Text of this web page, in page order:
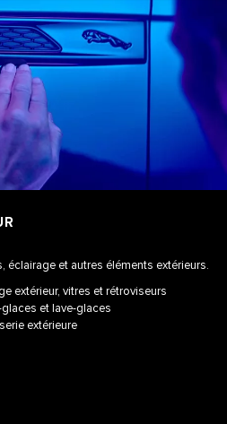
éclairage et autres éléments extérieurs.
extérieur, vitres et rétroviseurs
et lave-glaces
extérieure